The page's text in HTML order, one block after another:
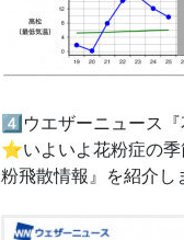
4️⃣ウエザーニュース
⭐️いよいよ花粉症の
粉飛散情報』を紹介